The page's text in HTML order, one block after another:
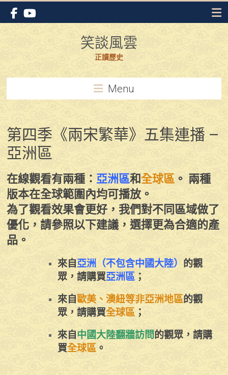
Skip
content
笑談風雲
正讀歷史
Menu
第四季《兩宋繁華》五集連播 –
亞洲區
在線觀看有兩種： 亞洲區和全球區 。 兩種
版本在全球範圍內均可播放。
為了觀看效果會更好，我們對不同區域做了
優化，請參照以下建議，選擇更為合適的產
品。
來自亞洲（不包含中國大陸） 的觀
眾，請購買亞洲區 ；
來自歐美、澳紐等非亞洲地區的觀
眾，請購買全球區 ；
來自中國大陸翻牆訪問的觀眾，請購
買全球區 。